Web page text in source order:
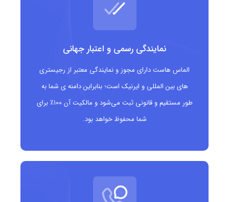
ایجاد هویت رسمی و سازمانی برای نهادها و سازمان‌های اتریشی
نشان‌دهنده اعتماد و اعتبار به دلیل ثبت مرتبط با سازمان‌ها
مناسب برای موسسات خیریه، انجمن‌ها، نهادهای دولتی و
تقویت حضور آنلاین و ارتباط با مخاطبان به‌صورت رسمی و شفاف
دامنه‌ای خاص با محدودیت ثبت که اعتبار بیشتری به سازمان
نمایندگی رسمی و اعتبار جهانی
الماس هاست دارای مجوز و نمایندگی معتبر از رجیستری
های بین المللی و ایرنیک است؛ بنابراین دامنه ی شما به
طور مستقیم و قانونی ثبت می‌شود و مالکیت آن ۱۰۰٪ برای
شما محفوظ خواهد بود.